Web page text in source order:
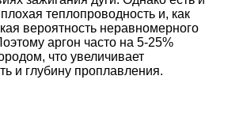
теплопроводность и, как
вероятность неравномерного
аргон часто на 5-25%
что увеличивает
и глубину проплавления.